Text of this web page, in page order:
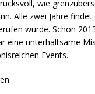
wie
Alle zwei Jahre
wurde. Schon
eine unterhaltsame
Events.